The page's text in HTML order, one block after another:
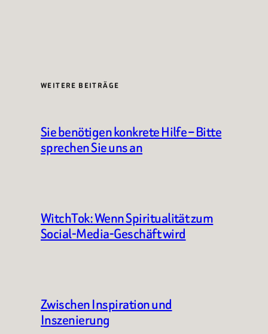
WEITERE BEITRÄGE
Sie benötigen konkrete Hilfe – Bitte
sprechen Sie uns an
WitchTok: Wenn Spiritualität zum
Social-Media-Geschäft wird
Zwischen Inspiration und
Inszenierung